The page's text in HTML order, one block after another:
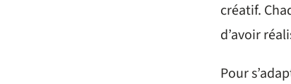
créatif.
d’avoir
Pour